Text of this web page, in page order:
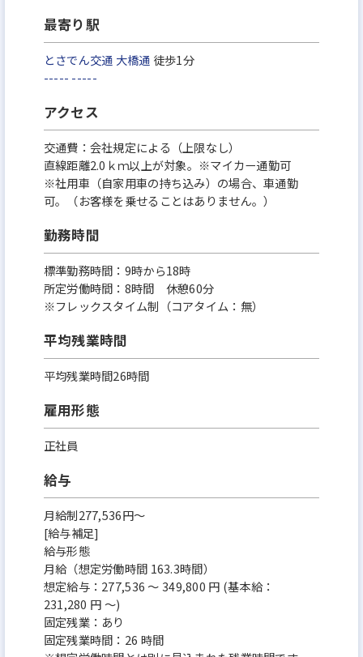
最寄り駅
とさでん交通 大橋通 徒歩1分
----- -----
アクセス
交通費：会社規定による（上限なし）
直線距離2.0ｋｍ以上が対象。※マイカー通勤可
※社用車（自家用車の持ち込み）の場合、車通勤
可。（お客様を乗せることはありません。）
勤務時間
標準勤務時間：9時から18時
所定労働時間：8時間 休憩60分
※フレックスタイム制（コアタイム：無）
平均残業時間
平均残業時間26時間
雇用形態
正社員
給与
月給制277,536円～
[給与補足]
給与形態
月給（想定労働時間 163.3時間）
想定給与：277,536 ～ 349,800 円 (基本給：
231,280 円 ～)
固定残業：あり
固定残業時間：26 時間